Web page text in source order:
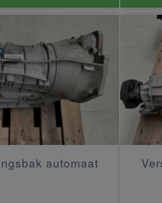
automaat